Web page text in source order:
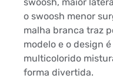
o swoosh menor
malha branca traz
modelo e o design
multicolorido
forma divertida.